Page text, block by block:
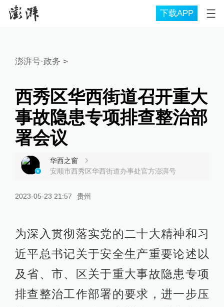
下载APP
澎湃号·政务 >
西秀区华西街道召开重大
事故隐患专项排查整治部
署会议
华西之窗
安顺市西秀区华西街道办事处官方澎湃号
2023-05-23 21:57 贵州
为深入贯彻落实党的二十大精神和习
近平总书记关于安全生产重要论述以
及省、市、区关于重大事故隐患专项
排查整治工作部署的要求，进一步压